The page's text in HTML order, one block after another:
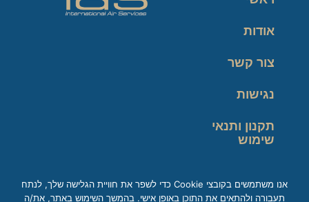
אודות
צור קשר
נגישות
תקנון ותנאי
שימוש
אנו משתמשים בקובצי Cookie כדי לשפר את חוויית הגלישה שלך, לנתח
תעבורה ולהתאים את התוכן באופן אישי. בהמשך השימוש באתר, את/ה